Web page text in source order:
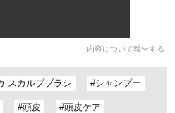
内容について報告する
スカルプブラシ #シャンプー
#頭皮 #頭皮ケア